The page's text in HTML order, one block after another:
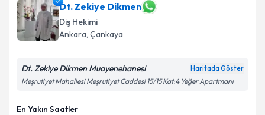
Dt. Zekiye Dikmen
Diş Hekimi
Ankara, Çankaya
Dt. Zekiye Dikmen Muayenehanesi Haritada Göster
Meşrutiyet Mahallesi Meşrutiyet Caddesi 15/15 Kat:4 Yeğer Apartmanı
En Yakın Saatler